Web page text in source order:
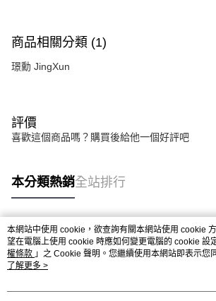
商品相關分類 (1)
璟勳 JingXun
評價
喜歡這個商品嗎？購買後給他一個好評吧
本分類熱銷全站排行
熱門標籤
本網站中使用 cookie，欲查詢有關本網站使用 cookie
望在電腦上使用 cookie 時應如何變更電腦的 cookie 設
權條款 」之 Cookie 聲明。您繼續使用本網站即表示您
用條款之 Cookie 聲明使用 cookie。
了解更多 >